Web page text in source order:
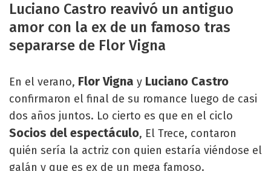
Luciano Castro reavivó un antiguo
amor con la ex de un famoso tras
separarse de Flor Vigna
En el verano, Flor Vigna y Luciano Castro
confirmaron el final de su romance luego de casi
dos años juntos. Lo cierto es que en el ciclo
Socios del espectáculo, El Trece, contaron
quién sería la actriz con quien estaría viéndose el
galán y que es ex de un mega famoso.